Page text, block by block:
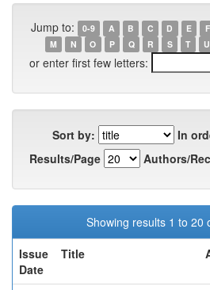
Jump to: 0-9 A B C D E F
M
N O P Q R S T U
or enter first few letters:
Sort by:
In
Results/Page
Authors/
Showing results 1 to 20
Issue
Date
Title